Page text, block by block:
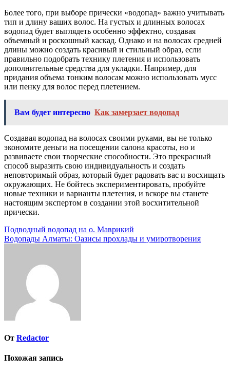
Более того, при выборе прически «водопад» важно учитывать
тип и длину ваших волос. На густых и длинных волосах
водопад будет выглядеть особенно эффектно, создавая
объемный и роскошный каскад. Однако и на волосах средней
длины можно создать красивый и стильный образ, если
правильно подобрать технику плетения и использовать
дополнительные средства для укладки. Например, для
придания объема тонким волосам можно использовать мусс
или пенку для волос перед плетением.
Вам будет интересно Как замерзает водопад
Создавая водопад на волосах своими руками, вы не только
экономите деньги на посещении салона красоты, но и
развиваете свои творческие способности. Это прекрасный
способ выразить свою индивидуальность и создать
неповторимый образ, который будет радовать вас и восхищать
окружающих. Не бойтесь экспериментировать, пробуйте
новые техники и варианты плетения, и вскоре вы станете
настоящим экспертом в создании этой восхитительной
прически.
Навигация
по
Подводный водопад на о. Маврикий
Водопады Алматы: Оазисы прохлады и умиротворения
От Redactor
Похожая запись